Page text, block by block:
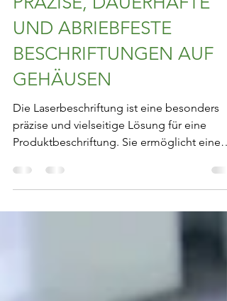
PRÄZISE, DAUERHAFTE
UND ABRIEBFESTE
BESCHRIFTUNGEN AUF
GEHÄUSEN
Die Laserbeschriftung ist eine besonders
präzise und vielseitige Lösung für eine
Produktbeschriftung. Sie ermöglicht eine
kontrastreiche, abriebfeste und dauerhafte